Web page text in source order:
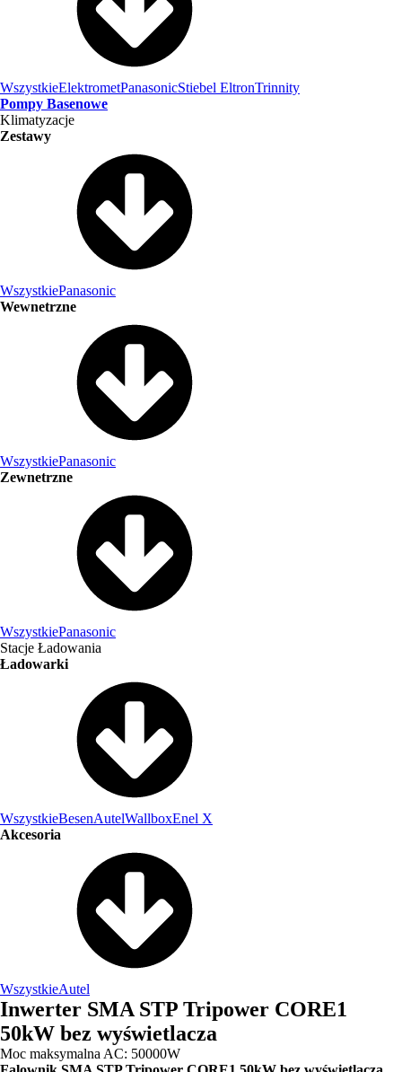
WszystkieElektrometPanasonicStiebel EltronTrinnity
Pompy Basenowe
Klimatyzacje
Zestawy
WszystkiePanasonic
Wewnetrzne
WszystkiePanasonic
Zewnetrzne
WszystkiePanasonic
Stacje Ładowania
Ładowarki
WszystkieBesenAutelWallboxEnel X
Akcesoria
WszystkieAutel
Inwerter SMA STP Tripower CORE1
50kW bez wyświetlacza
Moc maksymalna AC: 50000W